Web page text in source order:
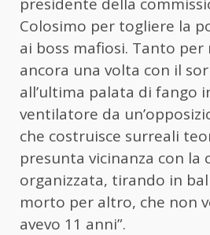
Colosimo per togliere la
ai boss mafiosi. Tanto
ancora una volta con il
all’ultima palata di fango
ventilatore da
che costruisce surreali
presunta vicinanza con la
organizzata, tirando in
morto per altro, che non
avevo 11 anni”.